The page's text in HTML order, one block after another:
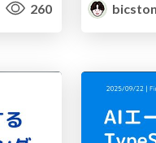
260